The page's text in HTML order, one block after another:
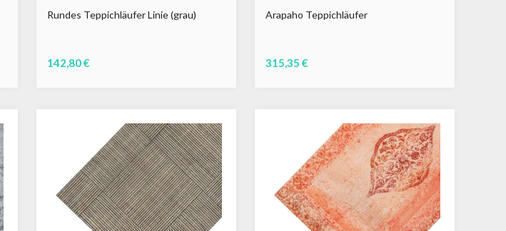
Rundes Teppichläufer Linie (grau)
142,80 €
Arapaho Teppichläufer
315,35 €